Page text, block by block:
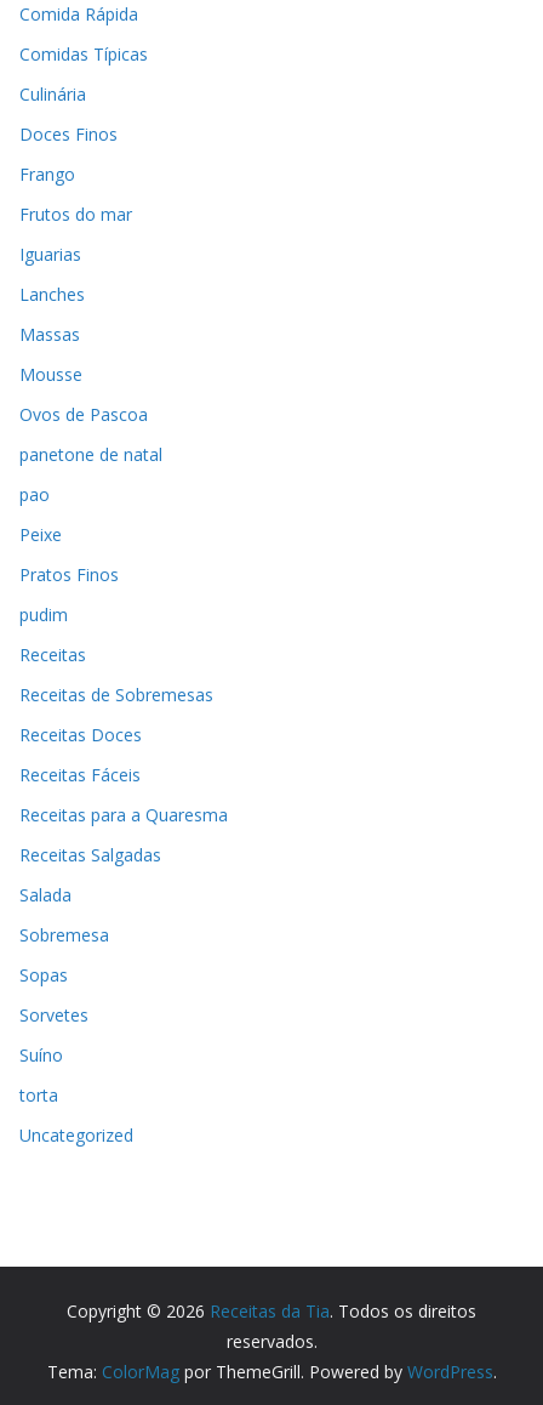
Comida Rápida
Comidas Típicas
Culinária
Doces Finos
Frango
Frutos do mar
Iguarias
Lanches
Massas
Mousse
Ovos de Pascoa
panetone de natal
pao
Peixe
Pratos Finos
pudim
Receitas
Receitas de Sobremesas
Receitas Doces
Receitas Fáceis
Receitas para a Quaresma
Receitas Salgadas
Salada
Sobremesa
Sopas
Sorvetes
Suíno
torta
Uncategorized
Copyright © 2026 Receitas da Tia. Todos os direitos
reservados.
Tema: ColorMagpor ThemeGrill. Powered by WordPress.